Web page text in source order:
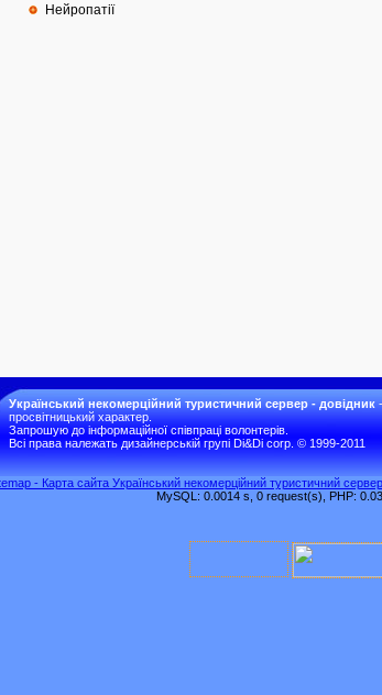
Нейропатії
Український некомерційний туристичний сервер - довідник-
просвітницький характер.
Запрошую до інформаційної співпраці волонтерів.
Всі права належать дизайнерській групі Di&Di corp. © 1999-2011
- Карта сайта Український некомерційний туристичний
MySQL: 0.0014 s, 0 request(s), PHP: